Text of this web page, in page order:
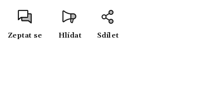
Zeptat se Hlídat Sdílet